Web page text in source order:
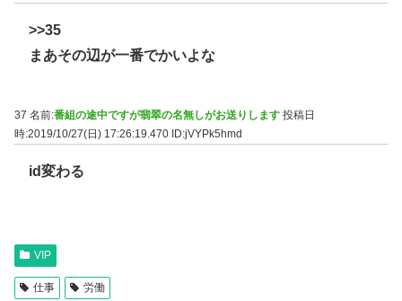
>>35
まあその辺が一番でかいよな
37 名前:番組の途中ですが翡翠の名無しがお送りします 投稿日
時:2019/10/27(日) 17:26:19.470 ID:jVYPk5hmd
id変わる
VIP
仕事 労働